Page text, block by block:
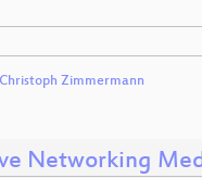
Zimmermann
Networking